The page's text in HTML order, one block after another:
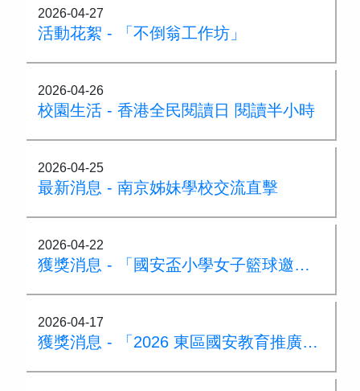
2026-04-27
活動花絮 - 「不倒翁工作坊」
2026-04-26
校園生活 - 香港全民閱讀日 閱讀半小時
2026-04-25
最新消息 - 南京姊妹學校交流直擊
2026-04-22
獲獎消息 - 「國安盃小學女子籃球邀請賽」
2026-04-17
獲獎消息 - 「2026 東區國安教育推廣活動比賽」